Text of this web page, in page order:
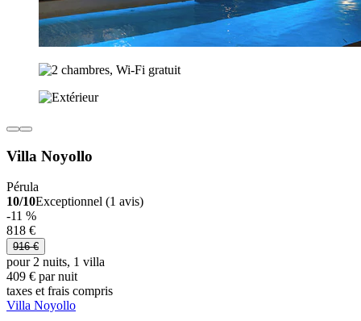
Villa Noyollo
Pérula
10/10Exceptionnel (1 avis)
-11 %
818 €
916 €
pour 2 nuits, 1 villa
409 € par nuit
taxes et frais compris
Villa Noyollo